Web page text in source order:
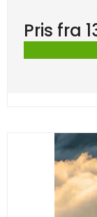
Pris fra